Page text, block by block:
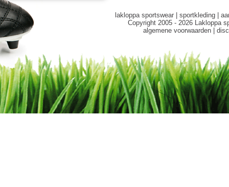
lakloppa sportswear| sportkleding|
Copyright 2005 - 2026 Lakloppa
algemene voorwaarden